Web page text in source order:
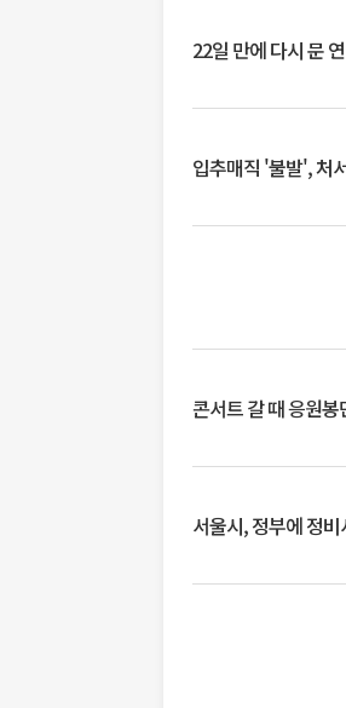
22일 만에 다시 문
입추매직 '불발', 처
콘서트 갈 때 응원
서울시, 정부에 정